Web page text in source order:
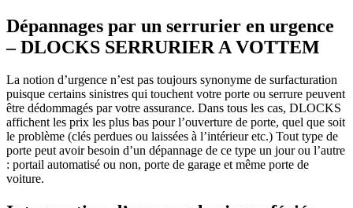
Dépannages par un serrurier en urgence
– DLOCKS SERRURIER A VOTTEM
La notion d’urgence n’est pas toujours synonyme de surfacturation
puisque certains sinistres qui touchent votre porte ou serrure peuvent
être dédommagés par votre assurance. Dans tous les cas, DLOCKS
affichent les prix les plus bas pour l’ouverture de porte, quel que soit
le problème (clés perdues ou laissées à l’intérieur etc.) Tout type de
porte peut avoir besoin d’un dépannage de ce type un jour ou l’autre
: portail automatisé ou non, porte de garage et même porte de
voiture.